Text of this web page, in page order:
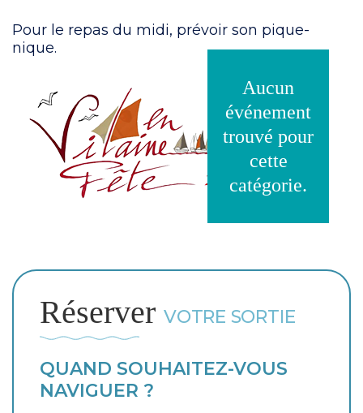
Pour le repas du midi, prévoir son pique-
nique.
Aucun
événement
trouvé pour
cette
catégorie.
Réserver VOTRE SORTIE
QUAND SOUHAITEZ-VOUS
NAVIGUER ?